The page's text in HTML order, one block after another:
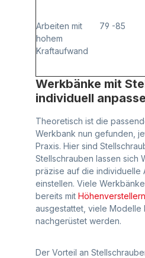
Arbeiten mit
hohem
Kraftaufwand
79 -85
Werkbänke mit
individuell
Theoretisch ist die
Werkbank nun gefunden,
Praxis. Hier sind
Stellschrauben lassen sich
präzise auf die individuelle
einstellen. Viele
bereits mit
ausgestattet, viele Modelle
nachgerüstet werden.
Der Vorteil an